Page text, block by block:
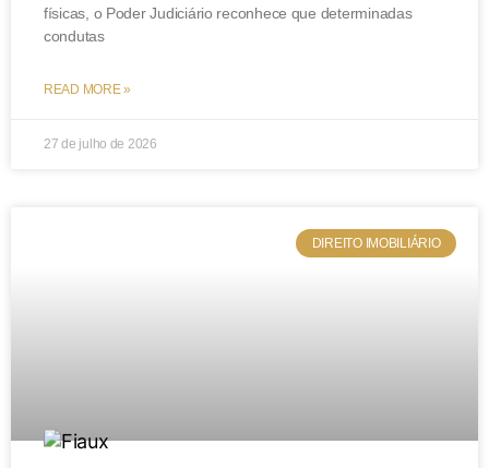
físicas, o Poder Judiciário reconhece que determinadas
condutas
READ MORE »
27 de julho de 2026
DIREITO IMOBILIÁRIO